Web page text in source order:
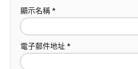
顯示名稱 *
電子郵件地址 *